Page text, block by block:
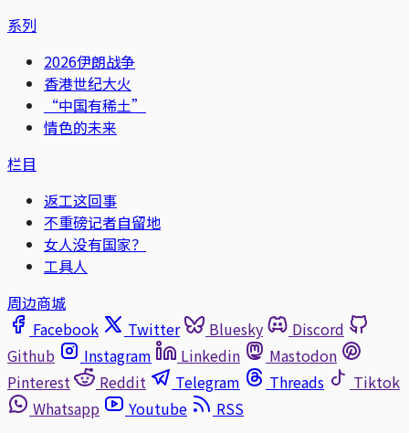
系列
2026伊朗战争
香港世纪大火
“中国有稀土”
情色的未来
栏目
返工这回事
不重磅记者自留地
女人没有国家？
工具人
周边商城
Facebook
Twitter Bluesky
Discord
Github
Instagram Linkedin
Mastodon
Pinterest
Reddit Telegram Threads
Tiktok
Whatsapp
Youtube
RSS